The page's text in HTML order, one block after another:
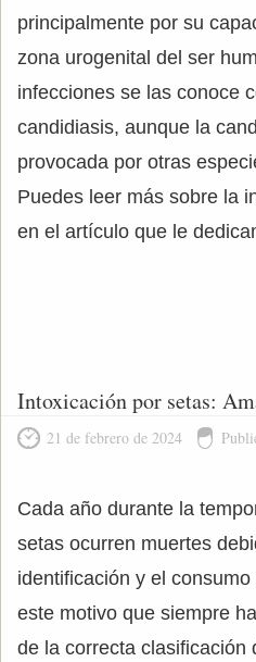
principalmente por su
zona urogenital del ser
infecciones se las conoce
candidiasis, aunque la
provocada por otras
Puedes leer más sobre la
en el artículo que le
Intoxicación por setas:
21 de febrero de 2024
Cada año durante la
setas ocurren muertes
identificación y el
este motivo que siempre
de la correcta clasificación